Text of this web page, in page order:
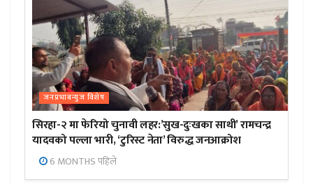
जनप्रभाबन्युज विशेष
सिरहा-२ मा फेरियो चुनावी लहर:’सुख-दुःखका साथी’ रामचन्द्र
यादवको पल्ला भारी, ‘टुरिस्ट नेता’ विरुद्ध जनआक्रोश
6 MONTHS पहिले